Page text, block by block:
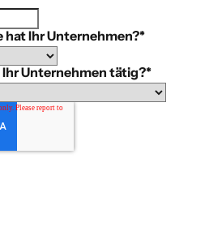
Ihr Unternehmen?*
Unternehmen tätig?*